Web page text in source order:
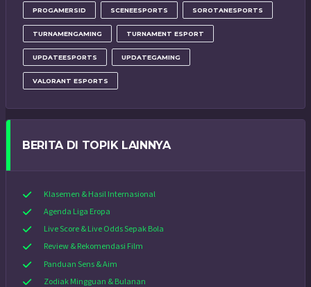
PROGAMERSID SCENEESPORTS SOROTANESPORTS
TURNAMENGAMING TURNAMENT ESPORT
UPDATEESPORTS UPDATEGAMING
VALORANT ESPORTS
BERITA DI TOPIK LAINNYA
Klasemen & Hasil Internasional
Agenda Liga Eropa
Live Score & Live Odds Sepak Bola
Review & Rekomendasi Film
Panduan Sens & Aim
Zodiak Mingguan & Bulanan